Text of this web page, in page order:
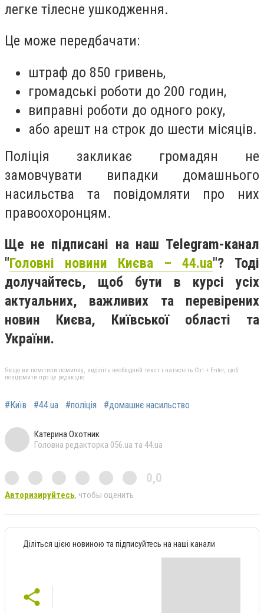
легке тілесне ушкодження.
Це може передбачати:
штраф до 850 гривень,
громадські роботи до 200 годин,
виправні роботи до одного року,
або арешт на строк до шести місяців.
Поліція закликає громадян не
замовчувати випадки домашнього
насильства та повідомляти про них
правоохоронцям.
Ще не підписані на наш Telegram-канал
"Головні новини Києва – 44.ua"? Тоді
долучайтесь, щоб бути в курсі усіх
актуальних, важливих та перевірених
новин Києва, Київської області та
України.
Якщо ви помітили помилку, виділіть необхідний текст і натисніть Ctrl + Enter, щоб
повідомити про це редакцію
#Київ #44.ua #поліція #домашнє насильство
Катерина Охотник
Головна редакторка 056.ua та 44.ua
0,0
Авторизируйтесь, чтобы оценить
Діліться цією новиною та підписуйтесь на наші канали